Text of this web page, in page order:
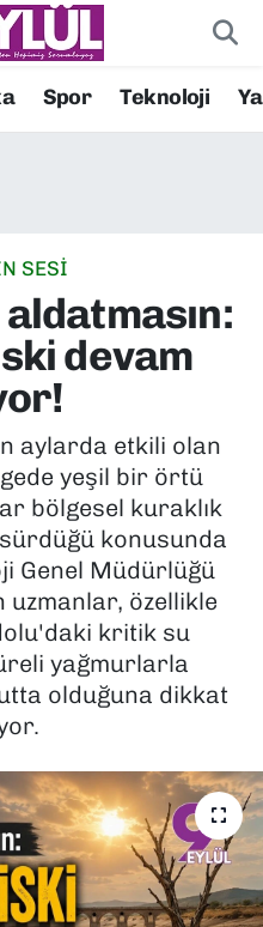
Spor Teknoloji
SESİ
devam
aylarda etkili olan
yeşil bir örtü
bölgesel kuraklık
konusunda
Genel Müdürlüğü
özellikle
kritik su
yağmurlarla
olduğuna dikkat
ve Fikstür